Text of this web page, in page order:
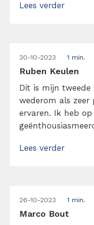
Lees verder
30-10-2023 1 min.
Ruben Keulen
Dit is mijn
wederom als zeer
ervaren. Ik heb
Lees verder
26-10-2023 1 min.
Marco Bout